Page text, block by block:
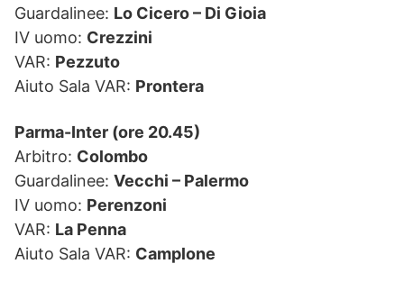
Guardalinee: Lo Cicero – Di Gioia
IV uomo: Crezzini
VAR: Pezzuto
Aiuto Sala VAR: Prontera
Parma-Inter (ore 20.45)
Arbitro: Colombo
Guardalinee: Vecchi – Palermo
IV uomo: Perenzoni
VAR: La Penna
Aiuto Sala VAR: Camplone